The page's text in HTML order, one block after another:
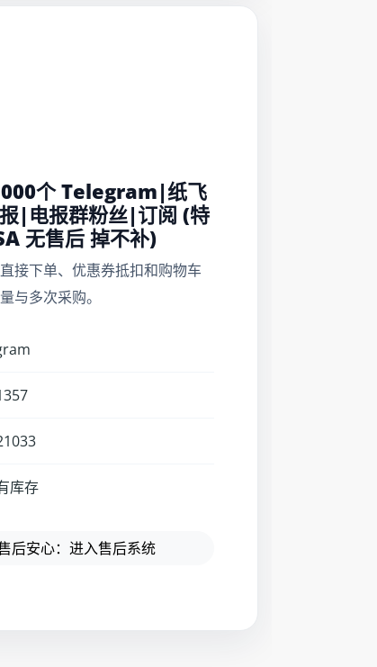
个 Telegram|纸飞
|电报群粉丝|订阅 (特
无售后 掉不补)
接下单、优惠券抵扣和购物车
与多次采购。
库存
后安心：进入售后系统